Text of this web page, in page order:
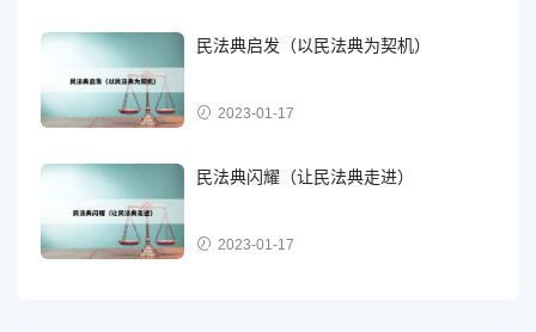
民法典启发（以民法典为契机）
2023-01-17
民法典闪耀（让民法典走进）
2023-01-17